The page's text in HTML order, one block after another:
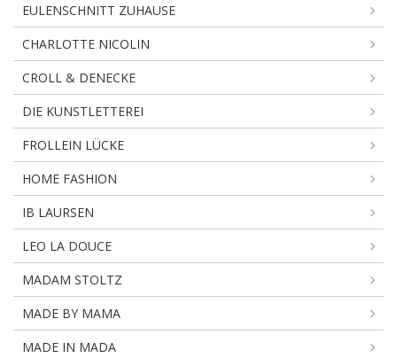
EULENSCHNITT ZUHAUSE
CHARLOTTE NICOLIN
CROLL & DENECKE
DIE KUNSTLETTEREI
FROLLEIN LÜCKE
HOME FASHION
IB LAURSEN
LEO LA DOUCE
MADAM STOLTZ
MADE BY MAMA
MADE IN MADA